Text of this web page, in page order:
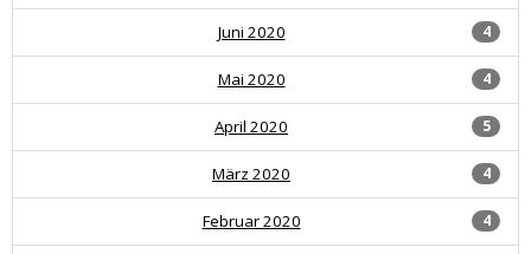
4
Juni 2020
4
Mai 2020
5
April 2020
4
März 2020
4
Februar 2020